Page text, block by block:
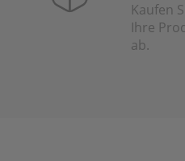
Kaufen
Ihre
ab.